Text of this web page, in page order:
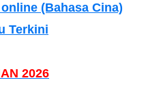
(Bahasa Cina)
Terkini
2026